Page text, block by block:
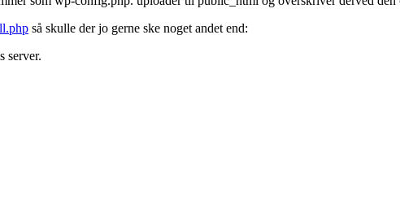
så skulle der jo gerne ske noget andet end:
server.